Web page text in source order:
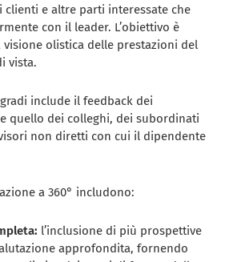
clienti e altre parti interessate che
con il leader. L’obiettivo è
olistica delle prestazioni del
vista.
include il feedback dei
quello dei colleghi, dei subordinati
non diretti con cui il dipendente
a 360° includono:
l’inclusione di più prospettive
approfondita, fornendo